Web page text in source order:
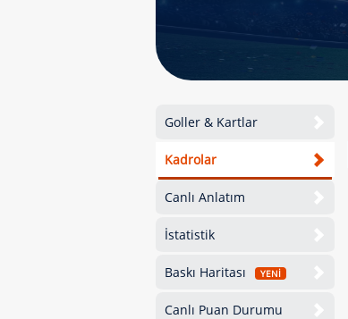
Goller & Kartlar
Kadrolar
Canlı Anlatım
İstatistik
Baskı Haritası YENİ
Canlı Puan Durumu